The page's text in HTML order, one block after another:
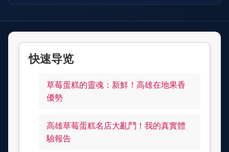
快速导览
草莓蛋糕的靈魂：新鮮！高雄在地果香
優勢
高雄草莓蛋糕名店大亂鬥！我的真實體
驗報告